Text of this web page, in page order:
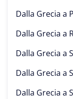
Dalla Grecia a
Dalla Grecia a
Dalla Grecia a
Dalla Grecia a
Dalla Grecia a